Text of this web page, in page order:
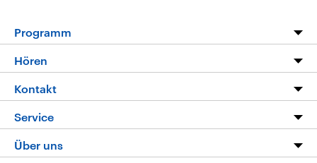
Programm
Programm
Die Nachrichten
Nachrichtenleicht
Neue Beiträge auf dlf.de
Hören
Livestream
Podcasts
Deutschlandfunk App
Kontakt
Hörerservice
Service
FAQ
Über uns